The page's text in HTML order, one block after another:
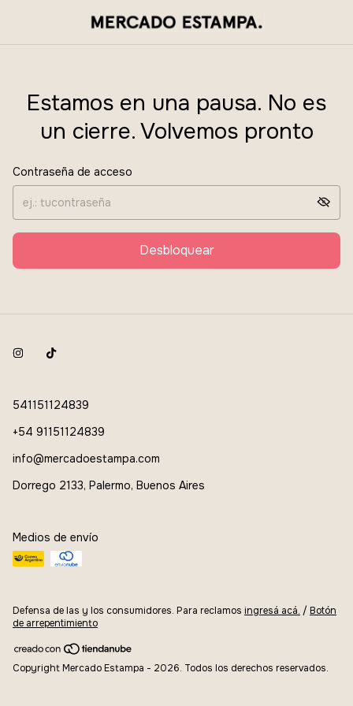
Estamos en una pausa. No es
un cierre. Volvemos pronto
Contraseña de acceso
Desbloquear
541151124839
+54 91151124839
info@mercadoestampa.com
Dorrego 2133, Palermo, Buenos Aires
Medios de envío
Defensa de las y los consumidores. Para reclamos ingresá acá. / Botón
de arrepentimiento
Copyright Mercado Estampa - 2026. Todos los derechos reservados.